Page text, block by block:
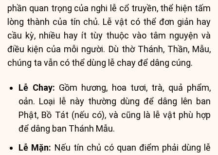
phần quan trọng của nghi lễ cổ truyền, thể hiện tấm
lòng thành của tín chủ. Lễ vật có thể đơn giản hay
cầu kỳ, nhiều hay ít tùy thuộc vào tâm nguyện và
điều kiện của mỗi người. Dù thờ Thánh, Thần, Mẫu,
chúng ta vẫn có thể dùng lễ chay để dâng cúng.
Lễ Chay: Gồm hương, hoa tươi, trà, quả phẩm,
oản. Loại lễ này thường dùng để dâng lên ban
Phật, Bồ Tát (nếu có), và cũng là lễ vật phù hợp
để dâng ban Thánh Mẫu.
Lễ Mặn: Nếu tín chủ có quan điểm phải dùng lễ